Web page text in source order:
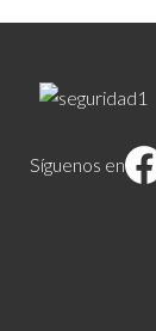
Síguenos en